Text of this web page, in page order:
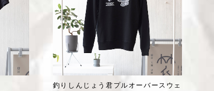
釣りしんじょう君プルオーバースウェ